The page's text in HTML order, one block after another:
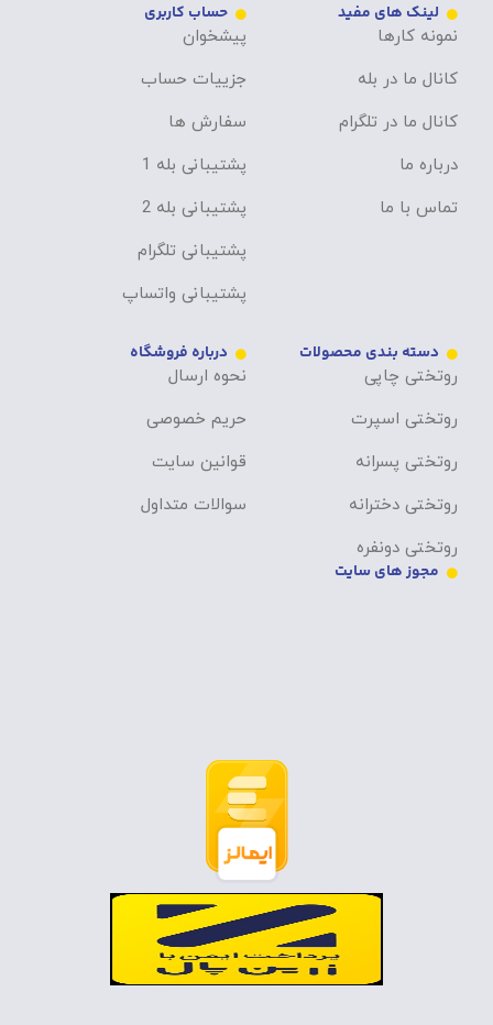
لینک های مفید
نمونه کارها
کانال ما در بله
کانال ما در تلگرام
درباره ما
تماس با ما
حساب کاربری
پیشخوان
جزییات حساب
سفارش ها
پشتیبانی بله 1
پشتیبانی بله 2
پشتیبانی تلگرام
پشتیبانی واتساپ
دسته بندی محصولات
روتختی چاپی
روتختی اسپرت
روتختی پسرانه
روتختی دخترانه
روتختی دونفره
درباره فروشگاه
نحوه ارسال
حریم خصوصی
قوانین سایت
سوالات متداول
مجوز های سایت